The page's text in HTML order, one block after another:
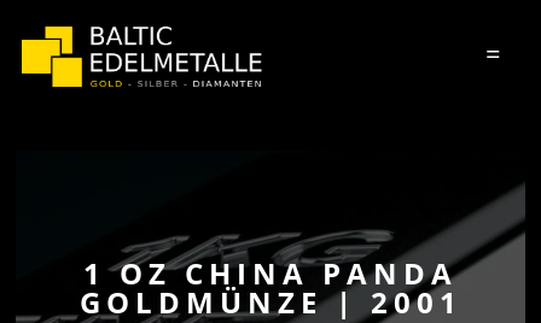
=
1 OZ CHINA PANDA
GOLDMÜNZE | 2001